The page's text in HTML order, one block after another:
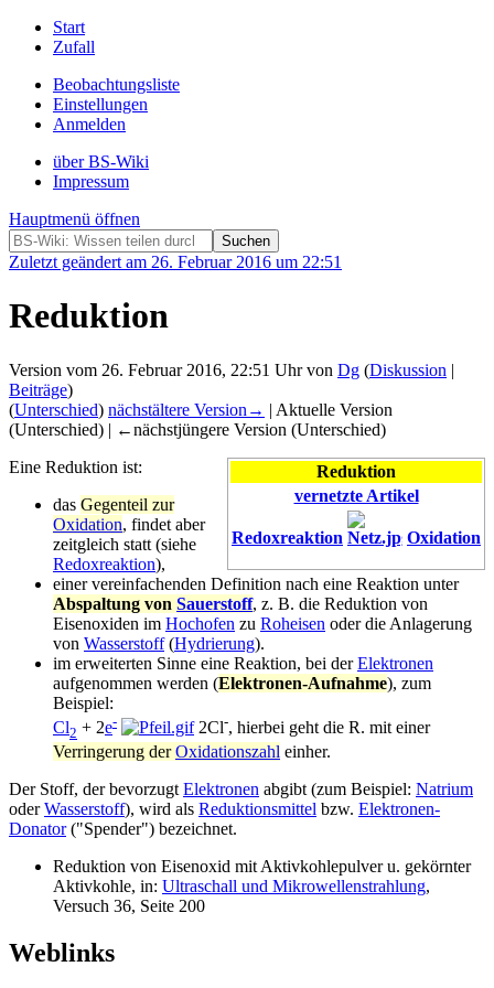
Start
Zufall
Beobachtungsliste
Einstellungen
Anmelden
über BS-Wiki
Impressum
Hauptmenü öffnen
Zuletzt geändert am 26. Februar 2016 um 22:51
Reduktion
Version vom 26. Februar 2016, 22:51 Uhr von Dg (Diskussion |
Beiträge)
(Unterschied) nächstältere Version→ | Aktuelle Version
(Unterschied) | ←nächstjüngere Version (Unterschied)
Reduktion
vernetzte Artikel
Redoxreaktion Oxidation
Eine Reduktion ist:
das Gegenteil zur
Oxidation, findet aber
zeitgleich statt (siehe
Redoxreaktion),
einer vereinfachenden Definition nach eine Reaktion unter
Abspaltung von Sauerstoff, z. B. die Reduktion von
Eisenoxiden im Hochofen zu Roheisen oder die Anlagerung
von Wasserstoff(Hydrierung).
im erweiterten Sinne eine Reaktion, bei derElektronen
aufgenommen werden (Elektronen-Aufnahme), zum
Beispiel:
Cl2 + 2e- 2Cl-, hierbei geht die R. mit einer
Verringerung derOxidationszahl einher.
Der Stoff, der bevorzugt Elektronen abgibt (zum Beispiel: Natrium
oderWasserstoff), wird als Reduktionsmittel bzw. Elektronen-
Donator("Spender") bezeichnet.
Reduktion von Eisenoxid mit Aktivkohlepulver u. gekörnter
Aktivkohle, in: Ultraschall und Mikrowellenstrahlung,
Versuch 36, Seite 200
Weblinks